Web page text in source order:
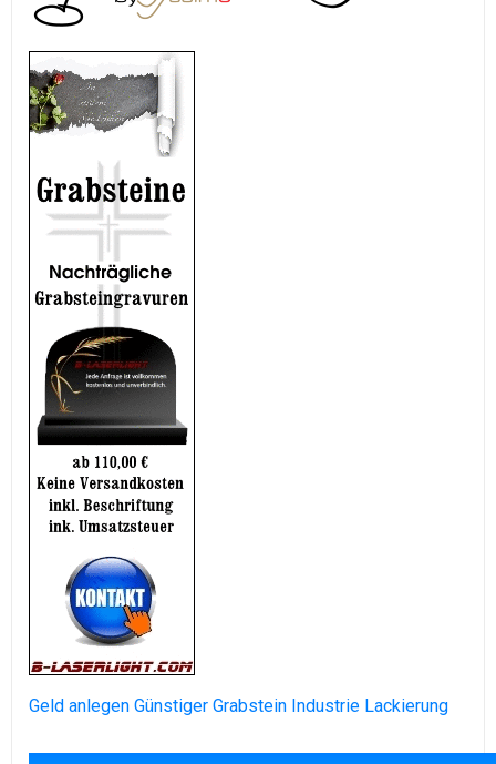
Geld anlegen Günstiger Grabstein Industrie Lackierung